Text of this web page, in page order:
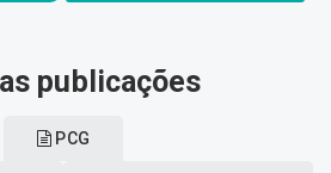
publicações
PCG